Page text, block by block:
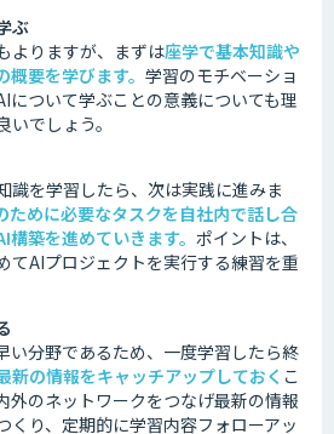
ぶ
よりますが、まずは座学で基本知識や
要を学びます。 学習のモチベーショ
について学ぶことの意義についても理
でしょう。
識を学習したら、次は実践に進みま
ために必要なタスクを自社内で話し合
築を進めていきます。 ポイントは、
てAIプロジェクトを実行する練習を重
い分野であるため、一度学習したら終
新の情報をキャッチアップしておく こ
外のネットワークをつなげ最新の情報
くり、定期的に学習内容フォローアッ